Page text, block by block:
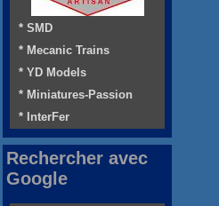
* SMD
* Mecanic Trains
* YD Models
* Miniatures-Passion
* InterFer
Rechercher avec
Google